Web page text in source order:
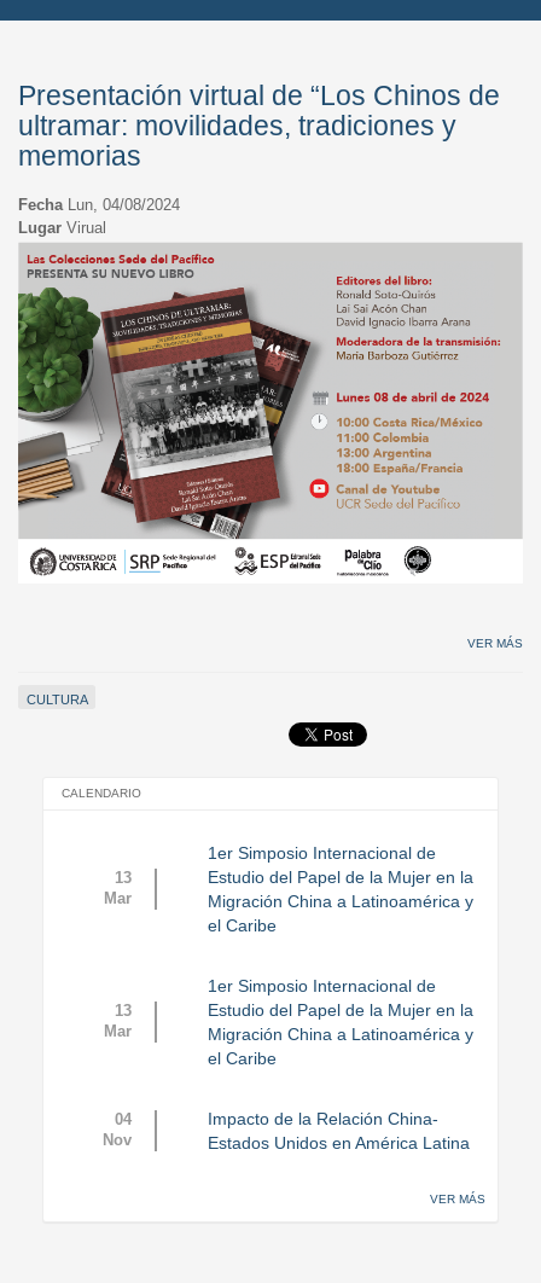
Presentación virtual de “Los Chinos de
ultramar: movilidades, tradiciones y
memorias
Fecha Lun, 04/08/2024
Lugar Virual
VER MÁS
CULTURA
CALENDARIO
13
Mar
1er Simposio Internacional de
Estudio del Papel de la Mujer en la
Migración China a Latinoamérica y
el Caribe
13
Mar
1er Simposio Internacional de
Estudio del Papel de la Mujer en la
Migración China a Latinoamérica y
el Caribe
04
Nov
Impacto de la Relación China-
Estados Unidos en América Latina
VER MÁS